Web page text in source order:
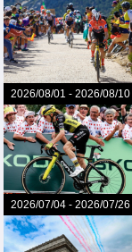
2026/08/01 -2026/08/10
2026/07/04 -2026/07/26